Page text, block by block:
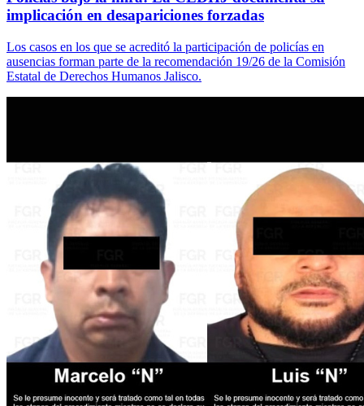
implicación en desapariciones forzadas
Los casos en los que se acreditó la participación de policías en
ausencias forman parte de la recomendación 19/26 de la Comisión
Estatal de Derechos Humanos Jalisco.